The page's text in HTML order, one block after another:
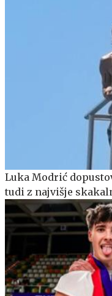
Luka Modrić
tudi z najvišje